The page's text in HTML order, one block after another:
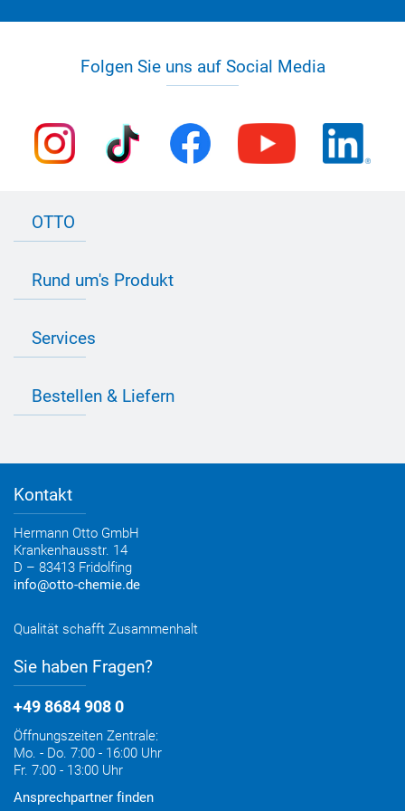
Folgen Sie uns auf Social Media
OTTO
Bau Newsletter
Presse
Jobs
Referenzen
Rund um's Produkt
Farbvielfalt
Informationen zu Prüfzeichen
Services
Farbempfehlungen
Verbrauchsrechner
Medienportal
Bestellen & Liefern
Bestelloptionen
Elektronischer Rechnungsversand
Entsorgung & Verpackungsrücknahme
Kontakt
Hermann Otto GmbH
Krankenhausstr. 14
D – 83413 Fridolfing
info@otto-chemie.de
Qualität schafft Zusammenhalt
Sie haben Fragen?
+49 8684 908 0
Öffnungszeiten Zentrale:
Mo. - Do. 7:00 - 16:00 Uhr
Fr. 7:00 - 13:00 Uhr
Ansprechpartner finden